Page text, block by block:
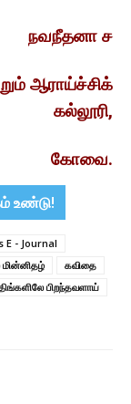
நவநீதனா ச
ஆராய்ச்சிக்
கல்லூரி,
கோவை.
உண்டு!
- Journal
கவிதை
பிறந்தவளாய்